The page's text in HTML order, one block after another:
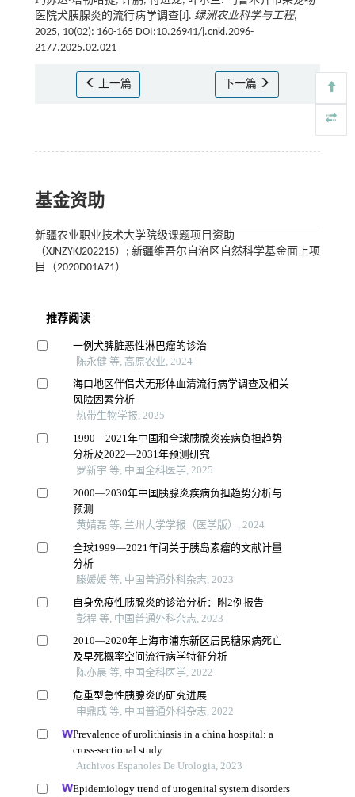
医院犬胰腺炎的流行病学调查[J]. 绿洲农业科学与工程,
2025, 10(02): 160-165 DOI:10.26941/j.cnki.2096-
2177.2025.02.021
上一篇 下一篇
基金资助
新疆农业职业技术大学院级课题项目资助
（XJNZYKJ202215）; 新疆维吾尔自治区自然科学基金面上项
目（2020D01A71）